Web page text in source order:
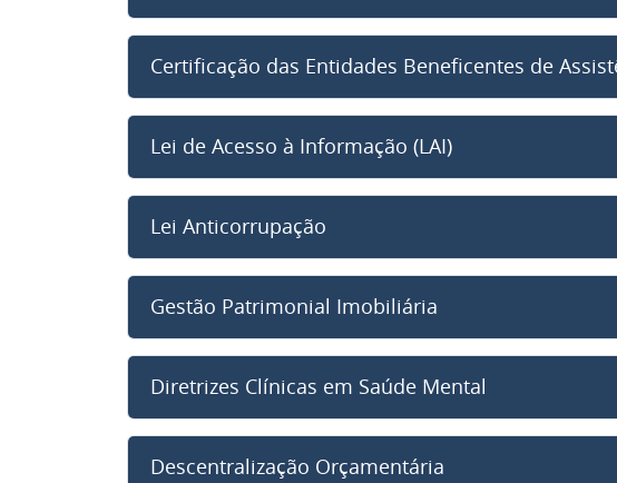
Certificação das Entidades Beneficentes de
Lei de Acesso à Informação (LAI)
Lei Anticorrupação
Gestão Patrimonial Imobiliária
Diretrizes Clínicas em Saúde Mental
Descentralização Orçamentária